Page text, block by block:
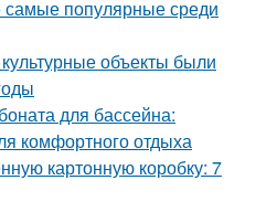
самые популярные среди
объекты были
для бассейна:
комфортного отдыха
картонную коробку: 7